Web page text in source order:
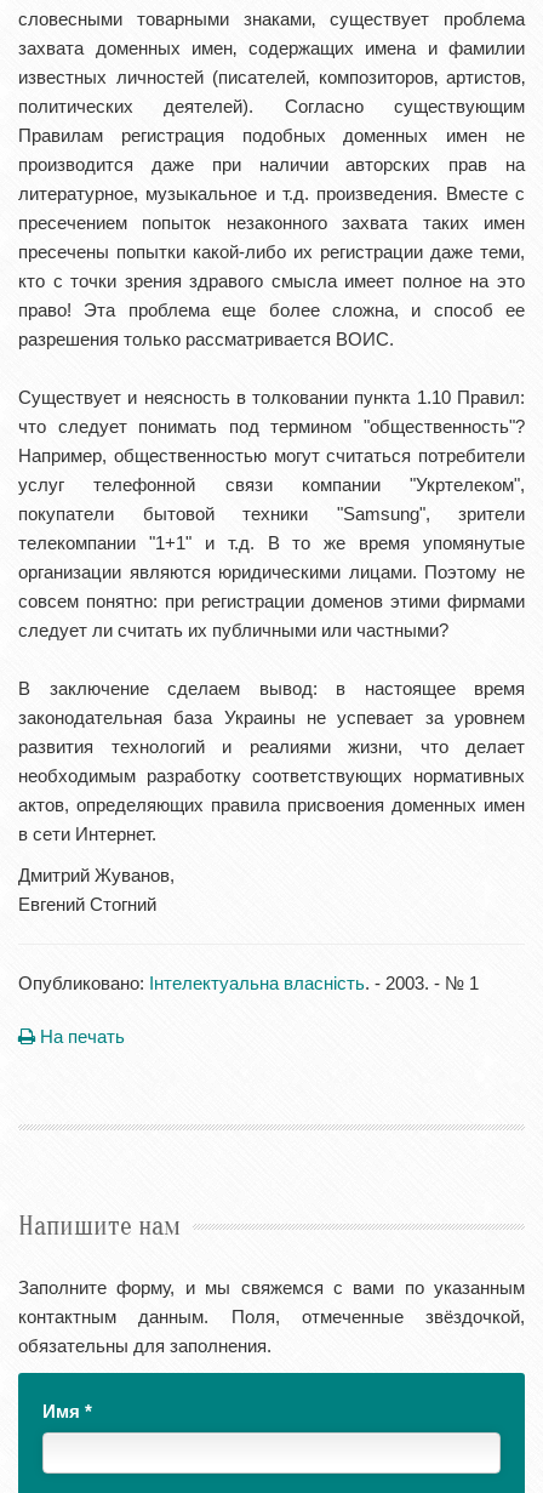
словесными товарными знаками‚ существует проблема
захвата доменных имен‚ содержащих имена и фамилии
известных личностей (писателей‚ композиторов‚ артистов‚
политических деятелей). Согласно существующим
Правилам регистрация подобных доменных имен не
производится даже при наличии авторских прав на
литературное, музыкальное и т.д. произведения. Вместе с
пресечением попыток незаконного захвата таких имен
пресечены попытки какой-либо их регистрации даже теми,
кто с точки зрения здравого смысла имеет полное на это
право! Эта проблема еще более сложна, и способ ее
разрешения только рассматривается ВОИС.
Существует и неясность в толковании пункта 1.10 Правил:
что следует понимать под термином "общественность"?
Например, общественностью могут считаться потребители
услуг телефонной связи компании "Укртелеком",
покупатели бытовой техники "Samsung", зрители
телекомпании "1+1" и т.д. В то же время упомянутые
организации являются юридическими лицами. Поэтому не
совсем понятно: при регистрации доменов этими фирмами
следует ли считать их публичными или частными?
В заключение сделаем вывод: в настоящее время
законодательная база Украины не успевает за уровнем
развития технологий и реалиями жизни, что делает
необходимым разработку соответствующих нормативных
актов, определяющих правила присвоения доменных имен
в сети Интернет.
Дмитрий Жуванов,
Евгений Стогний
Опубликовано: Інтелектуальна власність. - 2003. - № 1
На печать
Напишите нам
Заполните форму, и мы свяжемся с вами по указанным
контактным данным. Поля, отмеченные звёздочкой,
обязательны для заполнения.
Имя *